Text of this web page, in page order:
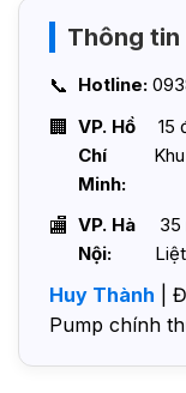
Thông tin
Hotline:
VP. Hồ
Chí
Minh:
15
VP. Hà
Nội:
35
Huy Thành |
Pump chính